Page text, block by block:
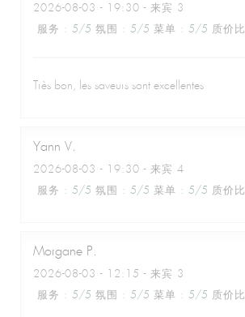
2026-08-03 - 19:30 - 来宾 3
服务 : 5/5 氛围 : 5/5 菜单 : 5/5 质价比
Très bon, les saveurs sont excellentes
Yann V
2026-08-03 - 19:30 - 来宾 4
服务 : 5/5 氛围 : 5/5 菜单 : 5/5 质价比
Morgane P
2026-08-03 - 12:15 - 来宾 3
服务 : 5/5 氛围 : 5/5 菜单 : 5/5 质价比